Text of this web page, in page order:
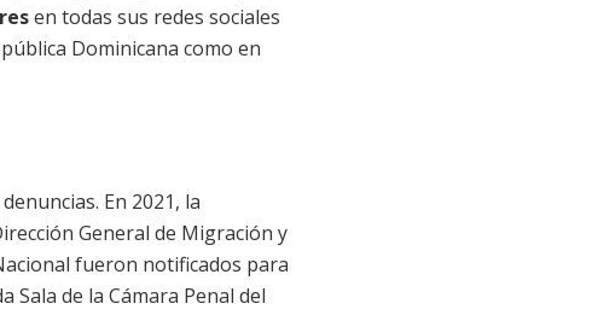
en todas sus redes sociales
Dominicana como en
En 2021, la
General de Migración y
fueron notificados para
de la Cámara Penal del